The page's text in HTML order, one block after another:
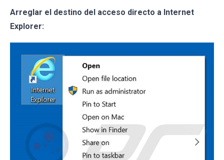
Arreglar el destino del acceso directo a Internet
Explorer: